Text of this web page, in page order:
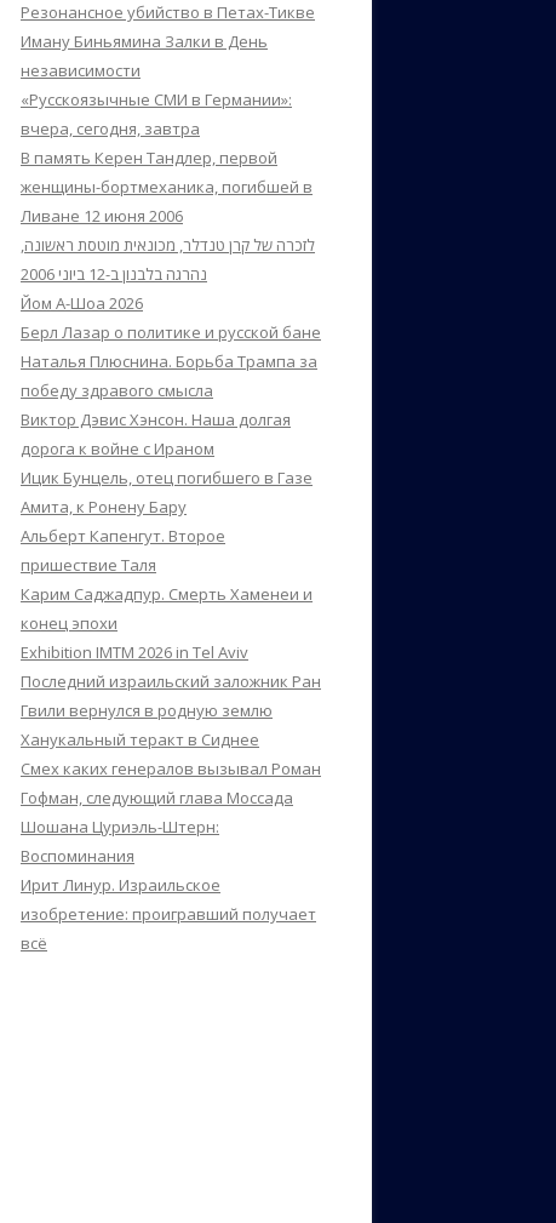
Резонансное убийство в Петах-Тикве
Иману Биньямина Залки в День
независимости
«Русскоязычные СМИ в Германии»:
вчера, сегодня, завтра
В память Керен Тандлер, первой
женщины-бортмеханика, погибшей в
Ливане 12 июня 2006
לזכרה של קרן טנדלר, מכונאית מוטסת ראשונה,
נהרגה בלבנון ב-12 ביוני 2006
Йом А-Шоа 2026
Берл Лазар о политике и русской бане
Наталья Плюснина. Борьба Трампа за
победу здравого смысла
Виктор Дэвис Хэнсон. Наша долгая
дорога к войне с Ираном
Ицик Бунцель, отец погибшего в Газе
Амита, к Ронену Бару
Альберт Капенгут. Второе
пришествие Таля
Карим Саджадпур. Смерть Хаменеи и
конец эпохи
Exhibition IMTM 2026 in Tel Aviv
Последний израильский заложник Ран
Гвили вернулся в родную землю
Ханукальный теракт в Сиднее
Смех каких генералов вызывал Роман
Гофман, следующий глава Моссада
Шошана Цуриэль-Штерн:
Воспоминания
Ирит Линур. Израильское
изобретение: проигравший получает
всё